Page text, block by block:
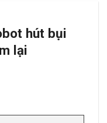
hút bụi
lại